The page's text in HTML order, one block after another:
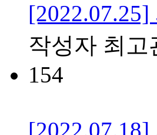
작성자 최고
154